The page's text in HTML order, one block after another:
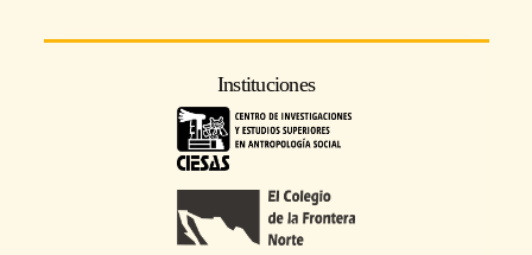
Instituciones